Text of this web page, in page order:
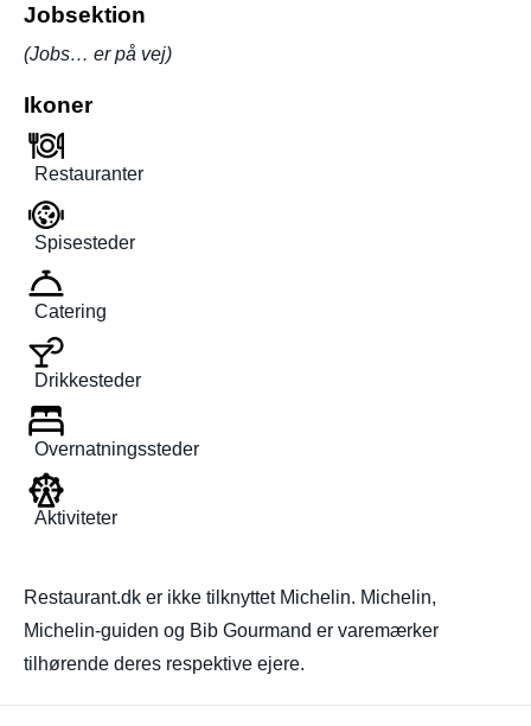
Jobsektion
(Jobs… er på vej)
Ikoner
Restauranter
Spisesteder
Catering
Drikkesteder
Overnatningssteder
Aktiviteter
Restaurant.dk er ikke tilknyttet Michelin. Michelin,
Michelin-guiden og Bib Gourmand er varemærker
tilhørende deres respektive ejere.